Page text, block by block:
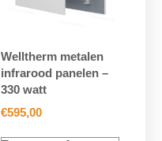
Welltherm metalen
infrarood panelen –
330 watt
€595,00